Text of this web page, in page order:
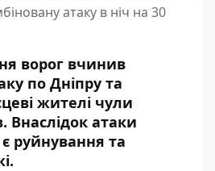
атаку в ніч на 30
ворог вчинив
по Дніпру та
жителі чули
Внаслідок атаки
руйнування та